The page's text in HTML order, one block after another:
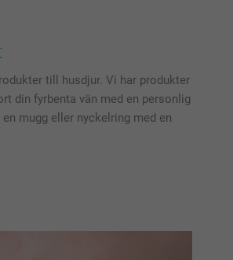
till husdjur. Vi har produkter
din fyrbenta vän med en personlig
mugg eller nyckelring med en